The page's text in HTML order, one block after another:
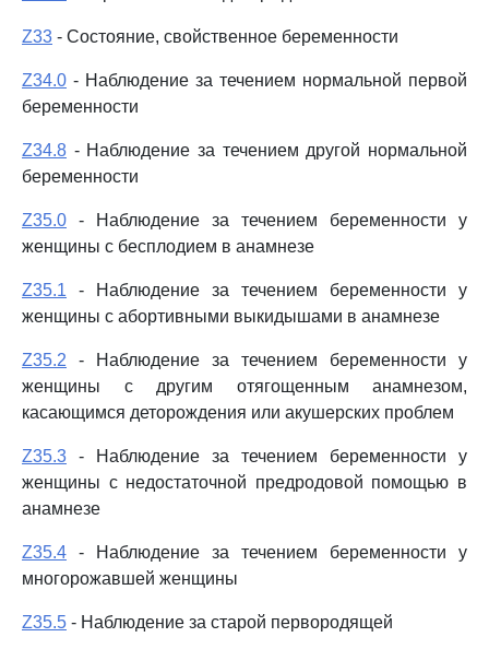
Z33 - Состояние, свойственное беременности
Z34.0 - Наблюдение за течением нормальной первой
беременности
Z34.8 - Наблюдение за течением другой нормальной
беременности
Z35.0 - Наблюдение за течением беременности у
женщины с бесплодием в анамнезе
Z35.1 - Наблюдение за течением беременности у
женщины с абортивными выкидышами в анамнезе
Z35.2 - Наблюдение за течением беременности у
женщины с другим отягощенным анамнезом,
касающимся деторождения или акушерских проблем
Z35.3 - Наблюдение за течением беременности у
женщины с недостаточной предродовой помощью в
анамнезе
Z35.4 - Наблюдение за течением беременности у
многорожавшей женщины
Z35.5 - Наблюдение за старой первородящей